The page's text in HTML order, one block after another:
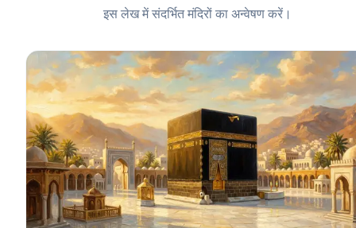
इस लेख में संदर्भित मंदिरों का अन्वेषण करें।